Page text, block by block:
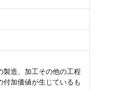
製造、加工その他の工程
加価値が生じているも